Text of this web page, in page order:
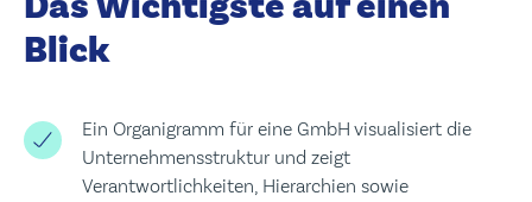
Presse
Leadership
Blick
Ein Organigramm für eine GmbH visualisiert die
Unternehmensstruktur und zeigt
Verantwortlichkeiten, Hierarchien sowie